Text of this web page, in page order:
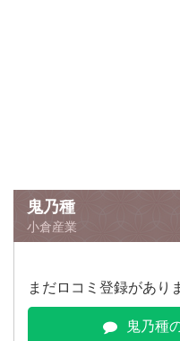
鬼乃種
小倉産業
まだロコミ登録があり
鬼乃種